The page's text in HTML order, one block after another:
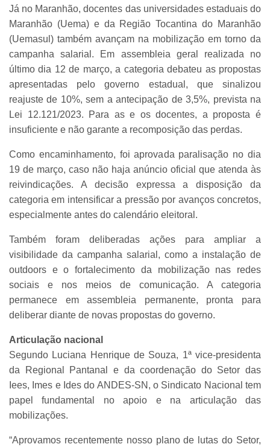
Já no Maranhão, docentes das universidades estaduais do
Maranhão (Uema) e da Região Tocantina do Maranhão
(Uemasul) também avançam na mobilização em torno da
campanha salarial. Em assembleia geral realizada no
último dia 12 de março, a categoria debateu as propostas
apresentadas pelo governo estadual, que sinalizou
reajuste de 10%, sem a antecipação de 3,5%, prevista na
Lei 12.121/2023. Para as e os docentes, a proposta é
insuficiente e não garante a recomposição das perdas.
Como encaminhamento, foi aprovada paralisação no dia
19 de março, caso não haja anúncio oficial que atenda às
reivindicações. A decisão expressa a disposição da
categoria em intensificar a pressão por avanços concretos,
especialmente antes do calendário eleitoral.
Também foram deliberadas ações para ampliar a
visibilidade da campanha salarial, como a instalação de
outdoors e o fortalecimento da mobilização nas redes
sociais e nos meios de comunicação. A categoria
permanece em assembleia permanente, pronta para
deliberar diante de novas propostas do governo.
Articulação nacional
Segundo Luciana Henrique de Souza, 1ª vice-presidenta
da Regional Pantanal e da coordenação do Setor das
Iees, Imes e Ides do ANDES-SN, o Sindicato Nacional tem
papel fundamental no apoio e na articulação das
mobilizações.
“Aprovamos recentemente nosso plano de lutas do Setor,